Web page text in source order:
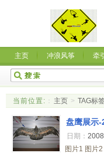
主页 冲浪风筝 牵
当前位置: ： 主页 > TAG标
盘鹰展示-
日期：
图片1 图片